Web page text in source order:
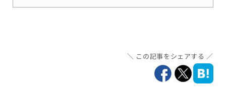
この記事をシェアする